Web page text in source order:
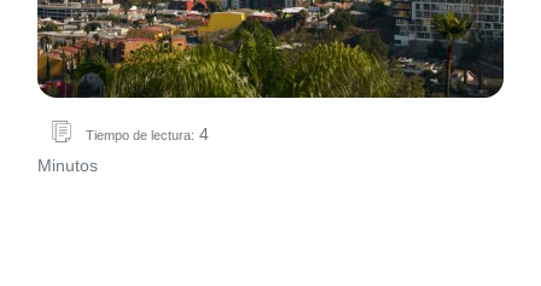
Tiempo de lectura: 4
Minutos